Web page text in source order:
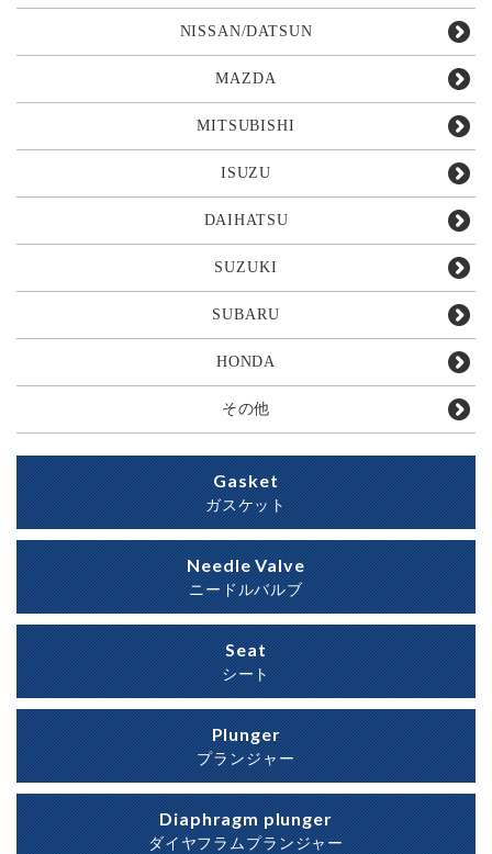
NISSAN/DATSUN
MAZDA
MITSUBISHI
ISUZU
DAIHATSU
SUZUKI
SUBARU
HONDA
その他
Gasket
ガスケット
Needle Valve
ニードルバルブ
Seat
シート
Plunger
プランジャー
Diaphragm plunger
ダイヤフラムプランジャー